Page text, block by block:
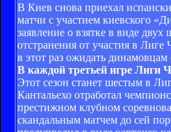
В Киев снова приехал
матчи с участием киевского
заявление о взятке в виде
отстранения от участия в
в этот раз ожидать
В каждой третьей игре Лиги
Этот сезон станет шестым в
Кантальехо отработал
престижном клубном
скандальным матчем до сей